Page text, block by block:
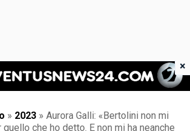
Juventus News 24
» 2023 » Aurora Galli: «Bertolini non mi
che ho detto. E non mi ha neanche
×